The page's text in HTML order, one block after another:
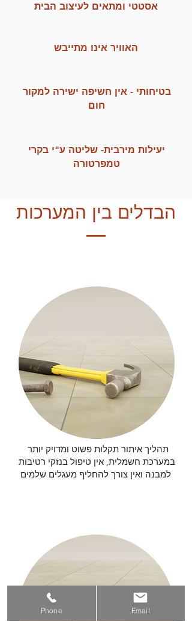
האוויר אינו מתייבש
בטיחותי - אין חשיפה ישירה למקור
חום
יעילות מירבית- שליטה ע"י בקרי
טמפרטורה
אסטטי ומתאים לעיצוב הבית
הבדלים בין המערכות
תהליך איתור תקלות פשוט ומדויק יותר
במערכת חשמלית, אין טיפול בנזקי רטיבות
למבנה ואין צורך להחליף מעגלים שלמים
Phone Email